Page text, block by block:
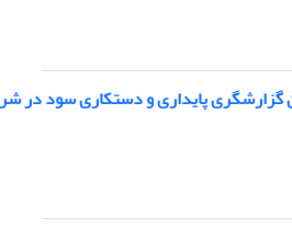
گزارشگری پایداری و دستکاری سود در